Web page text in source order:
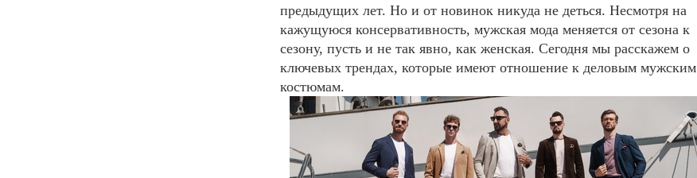
предыдущих лет. Но и от новинок никуда не деться. Несмотря на
кажущуюся консервативность, мужская мода меняется от сезона к
сезону, пусть и не так явно, как женская. Сегодня мы расскажем о
ключевых трендах, которые имеют отношение к деловым мужским
костюмам.